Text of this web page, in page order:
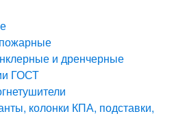
и дренчерные
ГОСТ
колонки КПА, подставки,